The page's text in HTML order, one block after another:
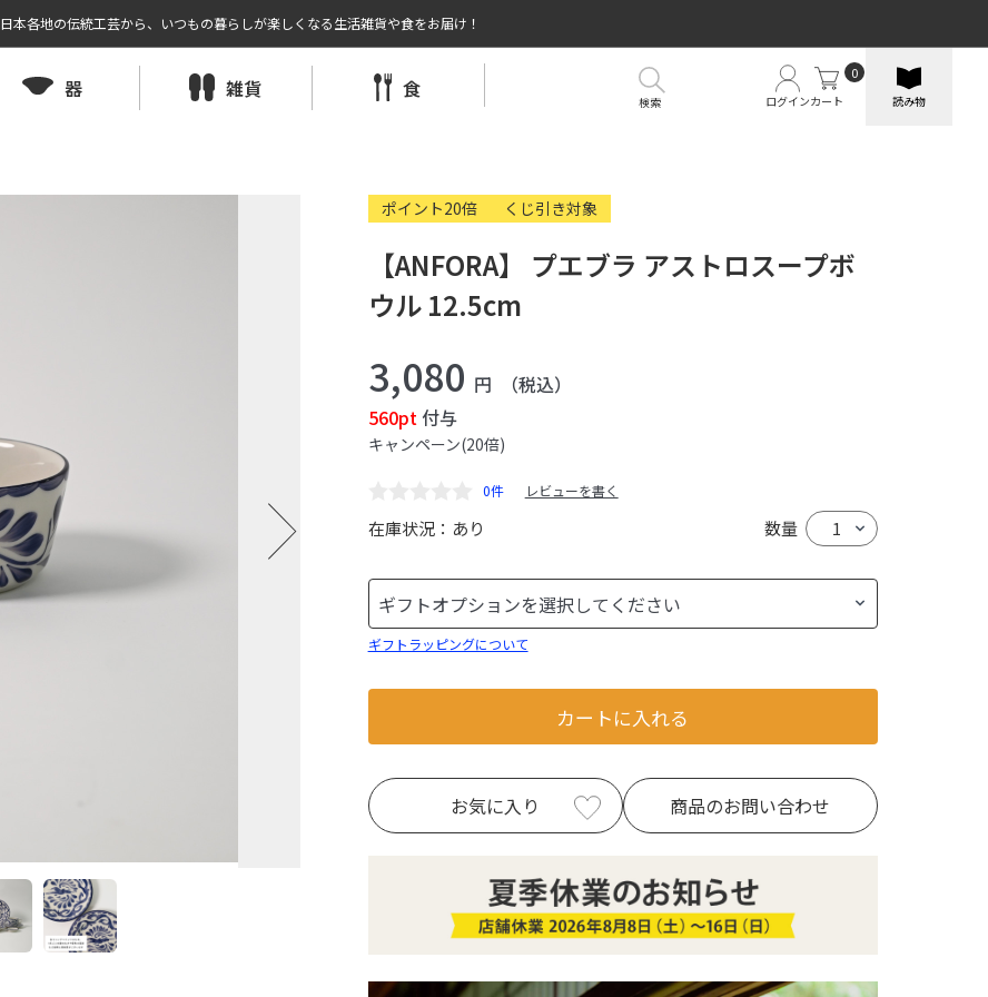
日本各地の伝統工芸から、いつもの暮らしが楽しくなる生活雑貨や食をお届け！
器 雑貨 食 ログインカート
0
読み物
検索
ポイント20倍 くじ引き対象
【ANFORA】 プエブラ アストロスープボ
ウル 12.5cm
3,080 円
（税込）
560pt付与
キャンペーン(20倍)
0件 レビューを書く
在庫状況： あり 数量
ギフトラッピングについて
カートに入れる
お気に入り 商品のお問い合わせ